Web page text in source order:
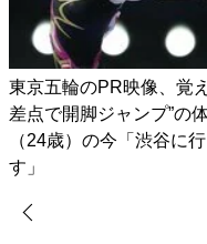
東京五輪のPR映像、覚
差点で開脚ジャンプ”の
（24歳）の今「渋谷に
す」